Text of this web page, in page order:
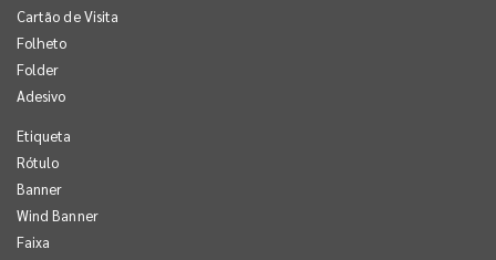
Cartão de Visita
Folheto
Folder
Adesivo
Etiqueta
Rótulo
Banner
Wind Banner
Faixa